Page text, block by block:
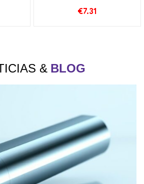
y
36000 Cigarrillo
€7.31
& BLOG